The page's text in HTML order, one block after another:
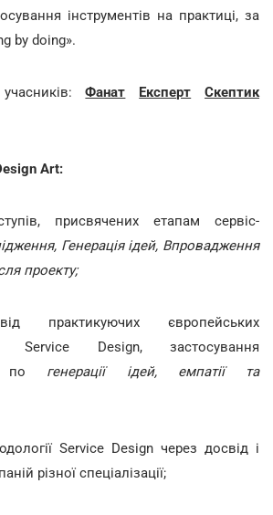
інструментів на практиці, за
by doing».
учасників:Фанат Експерт
Скептик
Art:
присвячених етапам сервіс-
Генерація ідей, Впровадження
проекту;
практикуючих європейських
Service Design, застосування
по генерації ідей, емпатії та
Service Design через досвід і
різної спеціалізації;